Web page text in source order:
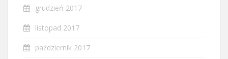
grudzień 2017
listopad 2017
październik 2017